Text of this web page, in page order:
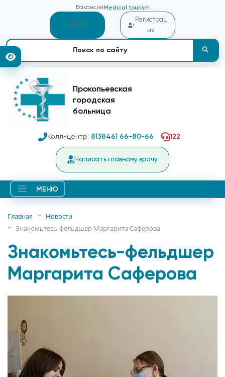
Вакансии Medical tourism
Вход
Регистрац
ия
Прокопьевская
городская
больница
Колл-центр: 8(3846) 66-80-66 122
Написать главному врачу
МЕНЮ
Главная
Новости
Знакомьтесь-фельдшер Маргарита Саферова
Знакомьтесь-фельдшер
Маргарита Саферова